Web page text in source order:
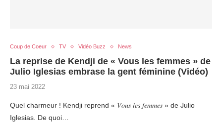
Coup de Coeur TV Vidéo Buzz News
La reprise de Kendji de « Vous les femmes » de
Julio Iglesias embrase la gent féminine (Vidéo)
23 mai 2022
Quel charmeur ! Kendji reprend « 𝑉𝑜𝑢𝑠 𝑙𝑒𝑠 𝑓𝑒𝑚𝑚𝑒𝑠 » de Julio
Iglesias. De quoi…